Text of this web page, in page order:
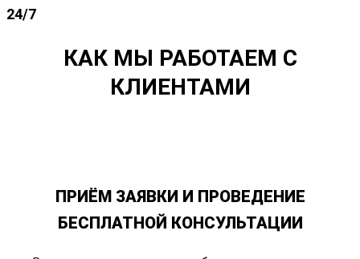
24/7
КАК МЫ РАБОТАЕМ С
КЛИЕНТАМИ
ПРИЁМ ЗАЯВКИ И ПРОВЕДЕНИЕ
БЕСПЛАТНОЙ КОНСУЛЬТАЦИИ